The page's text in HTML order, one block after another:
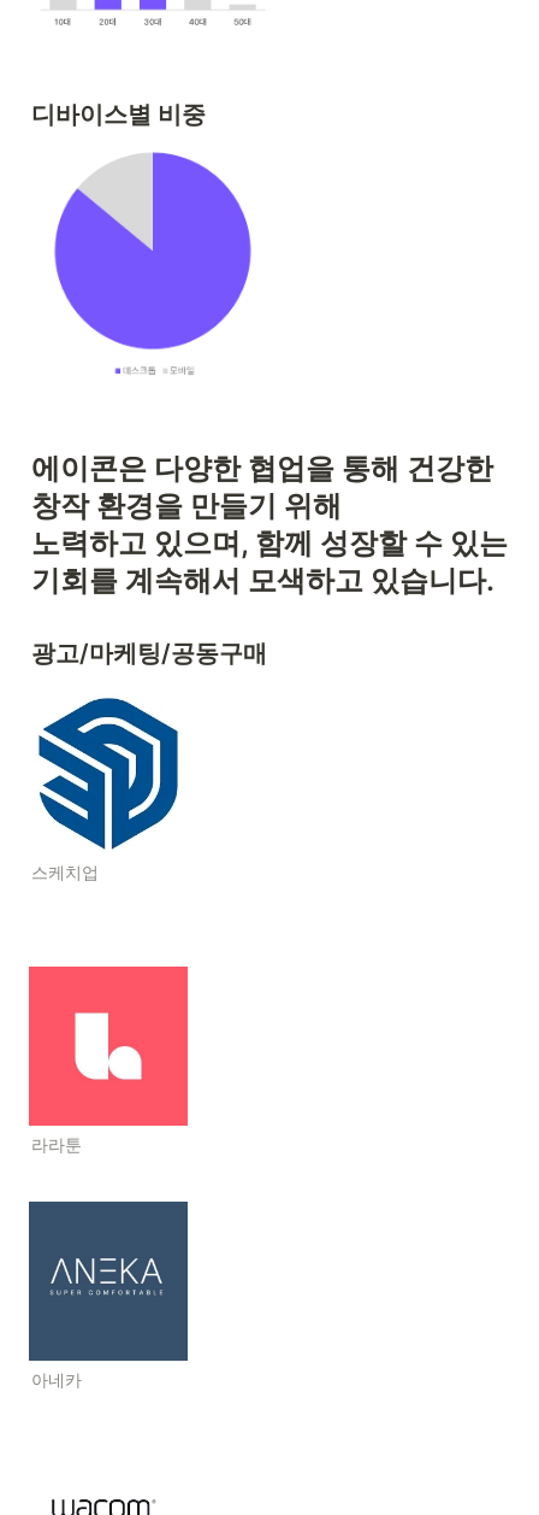
디바이스별 비중
에이콘은 다양한 협업을 통해 건강한
창작 환경을 만들기 위해
노력하고 있으며, 함께 성장할 수 있는
기회를 계속해서 모색하고 있습니다.
광고/마케팅/공동구매
스케치업
라라툰
아네카